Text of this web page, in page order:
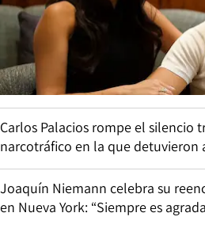
Carlos Palacios rompe el silencio
narcotráfico en la que detuvieron
Joaquín Niemann celebra su
en Nueva York: “Siempre es